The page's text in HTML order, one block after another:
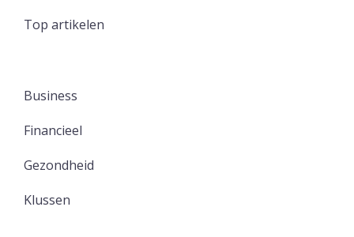
Top artikelen
Business
Financieel
Gezondheid
Klussen